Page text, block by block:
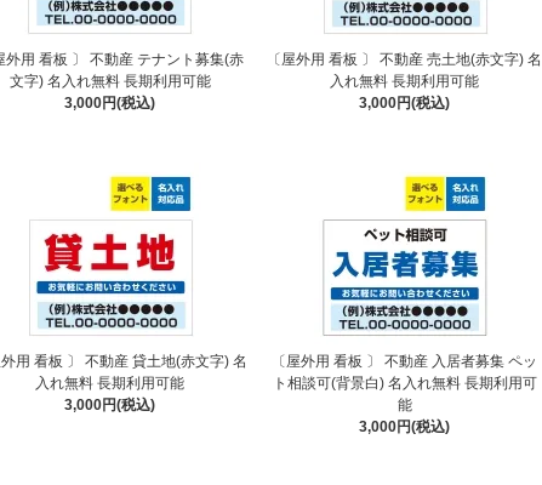
外用 看板 〕 不動産 テナント募集(赤
文字) 名入れ無料 長期利用可能
3,000円(税込)
〔屋外用 看板 〕 不動産 売土地(赤文字) 名
入れ無料 長期利用可能
3,000円(税込)
用 看板 〕 不動産 貸土地(赤文字) 名
入れ無料 長期利用可能
3,000円(税込)
〔屋外用 看板 〕 不動産 入居者募集 ペッ
ト相談可(背景白) 名入れ無料 長期利用可
能
3,000円(税込)